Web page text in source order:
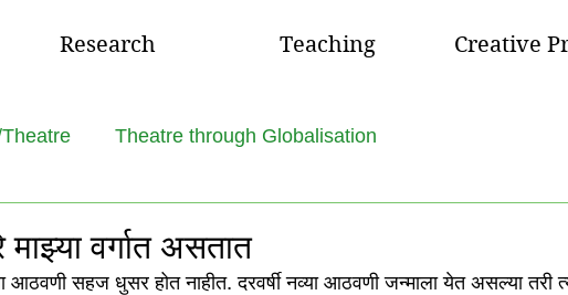
Research Teaching Creative
Theatre through Globalisation
माझ्या वर्गात असतात
आठवणी सहज धुसर होत नाहीत. दरवर्षी नव्या आठवणी जन्माला येत असल्या तरी